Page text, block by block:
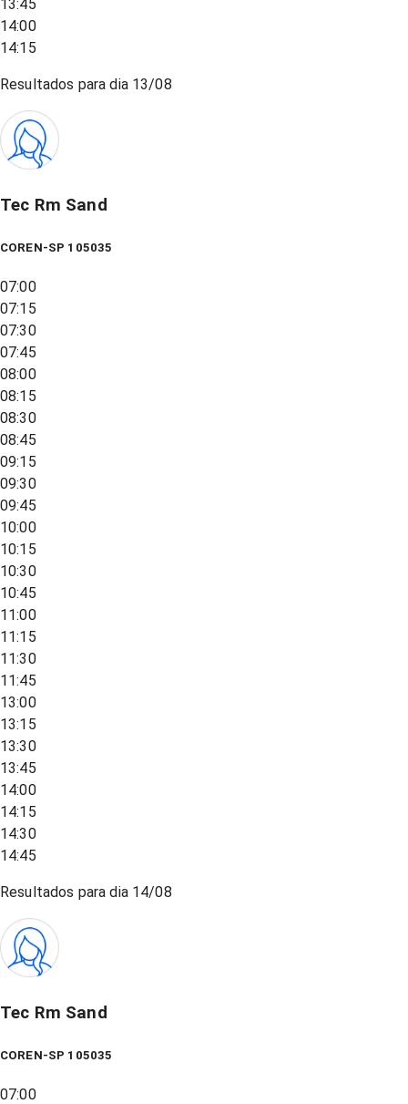
13:45
14:00
14:15
Resultados para dia 13/08
Tec Rm Sand
COREN-SP 105035
07:00
07:15
07:30
07:45
08:00
08:15
08:30
08:45
09:15
09:30
09:45
10:00
10:15
10:30
10:45
11:00
11:15
11:30
11:45
13:00
13:15
13:30
13:45
14:00
14:15
14:30
14:45
Resultados para dia 14/08
Tec Rm Sand
COREN-SP 105035
07:00